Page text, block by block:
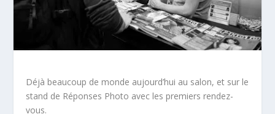
Déjà beaucoup de monde aujourd’hui au salon, et sur le
stand de Réponses Photo avec les premiers rendez-
vous.